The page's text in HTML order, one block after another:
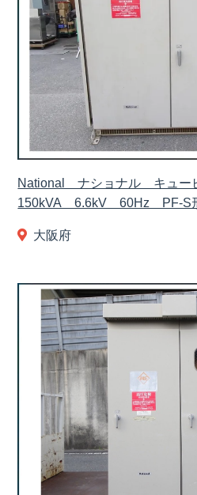
National ナショナル キュー
150kVA 6.6kV 60Hz PF-S
大阪府